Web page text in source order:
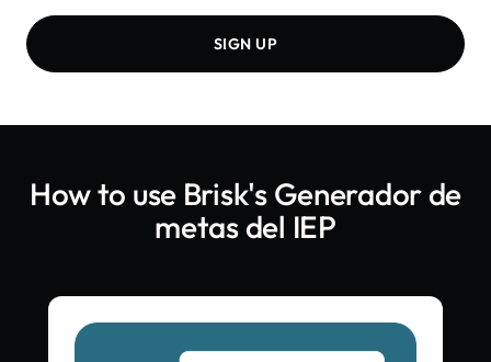
SIGN UP
How to use Brisk's Generador de
metas del IEP